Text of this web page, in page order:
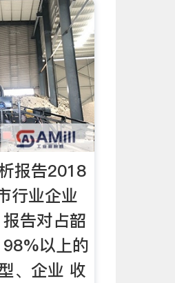
报告2018
行业企业
告对占韶
以上的
、企业 收